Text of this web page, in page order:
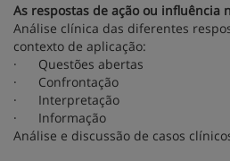
As respostas de ação ou influência
Análise clínica das diferentes
contexto de aplicação:
· Questões abertas
· Confrontação
· Interpretação
· Informação
Análise e discussão de casos